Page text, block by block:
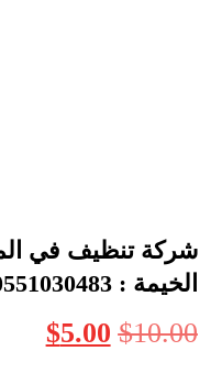
شركة تنظيف في
الخيمة : 0551030483
$10.00
$5.00